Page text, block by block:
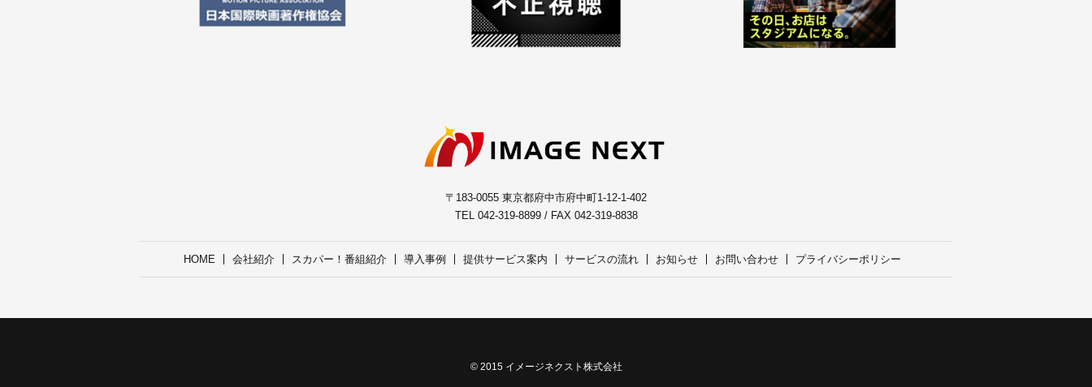
〒183-0055 東京都府中市府中町1-12-1-402
TEL 042-319-8899 / FAX 042-319-8838
HOME 会社紹介 スカパー！番組紹介 導入事例 提供サービス案内 サービスの流れ お知らせ お問い合わせ プライバシーポリシー
© 2015 イメージネクスト株式会社